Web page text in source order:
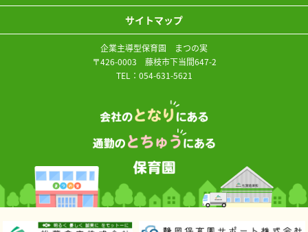
サイトマップ
企業主導型保育園 まつの実
〒426-0003 藤枝市下当間647-2
TEL： 054-631-5621